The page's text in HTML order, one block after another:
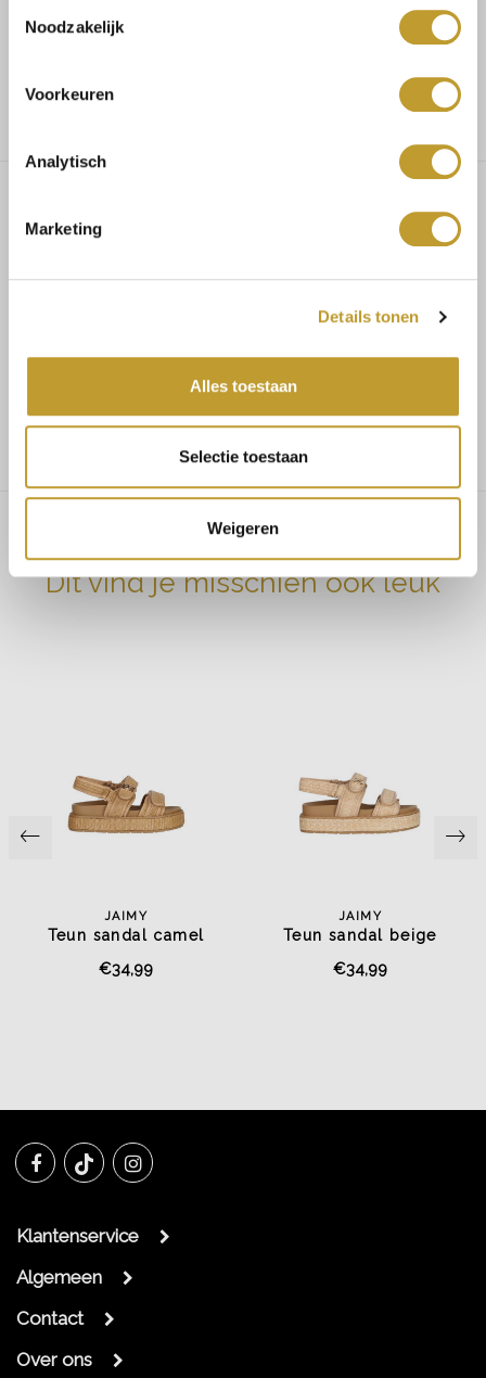
Noodzakelijk
Voorkeuren
Analytisch
Marketing
Details tonen
Alles toestaan
Selectie toestaan
Weigeren
Voor 17.30u besteld, dezelfde dag verzonden
Alix midi dress taupe
Het product is 1SIZE en goed te dragen vanaf maat 34 t/m 38
Ons model heeft een lengte van 1.68m
Dit vind je misschien ook leuk
JAIMY
Teun sandal camel
€34,99
JAIMY
Teun sandal beige
€34,99
Klantenservice
Algemeen
Contact
Over ons